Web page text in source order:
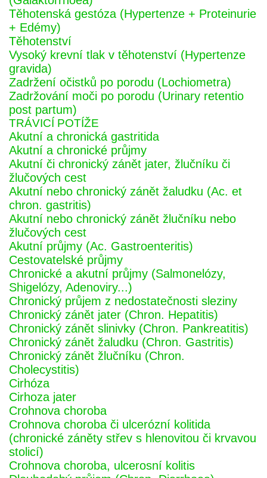
Těhotenská gestóza (Hypertenze + Proteinurie
+ Edémy)
Těhotenství
Vysoký krevní tlak v těhotenství (Hypertenze
gravida)
Zadržení očistků po porodu (Lochiometra)
Zadržování moči po porodu (Urinary retentio
post partum)
TRÁVICÍ POTÍŽE
Akutní a chronická gastritida
Akutní a chronické průjmy
Akutní či chronický zánět jater, žlučníku či
žlučových cest
Akutní nebo chronický zánět žaludku (Ac. et
chron. gastritis)
Akutní nebo chronický zánět žlučníku nebo
žlučových cest
Akutní průjmy (Ac. Gastroenteritis)
Cestovatelské průjmy
Chronické a akutní průjmy (Salmonelózy,
Shigelózy, Adenoviry...)
Chronický průjem z nedostatečnosti sleziny
Chronický zánět jater (Chron. Hepatitis)
Chronický zánět slinivky (Chron. Pankreatitis)
Chronický zánět žaludku (Chron. Gastritis)
Chronický zánět žlučníku (Chron.
Cholecystitis)
Cirhóza
Cirhoza jater
Crohnova choroba
Crohnova choroba či ulcerózní kolitida
(chronické záněty střev s hlenovitou či krvavou
stolicí)
Crohnova choroba, ulcerosní kolitis